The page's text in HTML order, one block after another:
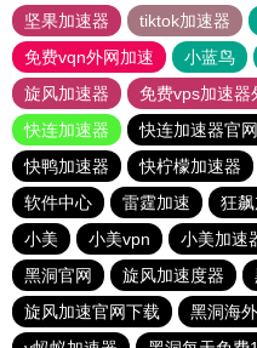
坚果加速器
tiktok加速器
免费vqn外网加速
小蓝鸟
旋风加速器
免费vps加速器
快连加速器
快连加速器官
快鸭加速器
快柠檬加速器
软件中心
雷霆加速 狂
小美
小美vpn 小美加速
黑洞官网
旋风加速度器
旋风加速官网下载
黑洞海